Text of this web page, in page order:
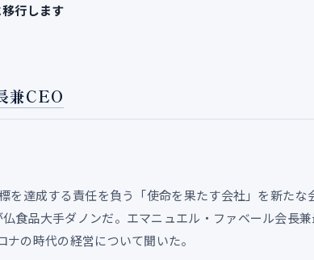
行します
兼CEO
を達成する責任を負う「使命を果たす会社」を新たな
食品大手ダノンだ。エマニュエル・ファベール会長
の時代の経営について聞いた。